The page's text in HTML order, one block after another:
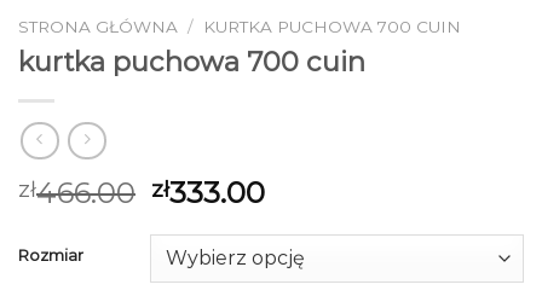
STRONA GŁÓWNA / KURTKA PUCHOWA 700 CUIN
kurtka puchowa 700 cuin
zł466.00 zł333.00
Rozmiar